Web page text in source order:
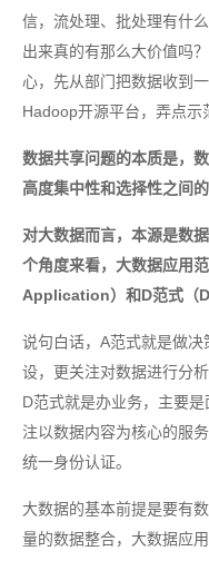
信，流处理、批处理有什
出来真的有那么大价值吗
心，先从部门把数据收到
Hadoop开源平台，弄点示
数据共享问题的本质是，
高度集中性和选择性之间的
对大数据而言，本源是数
个角度来看，大数据应用
Application）和D范式（
说句白话，A范式就是做
设，更关注对数据进行分
D范式就是办业务，主要
注以数据内容为核心的服
统一身份认证。
大数据的基本前提是要有
量的数据整合，大数据应